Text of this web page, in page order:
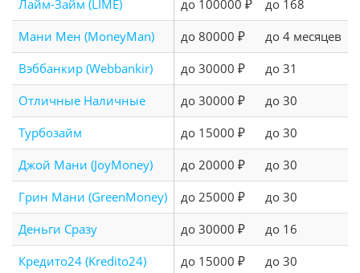
Лайм-Займ (LIME)
до 100000 ₽ до 168
Мани Мен (MoneyMan)
до 80000 ₽ до 4 месяцев
Вэббанкир (Webbankir)
до 30000 ₽ до 31
Отличные Наличные
до 30000 ₽ до 30
Турбозайм
до 15000 ₽ до 30
Джой Мани (JoyMoney)
до 20000 ₽ до 30
Грин Мани (GreenMoney)
до 25000 ₽ до 30
Деньги Сразу
до 30000 ₽ до 16
Кредито24 (Kredito24)
до 15000 ₽ до 30